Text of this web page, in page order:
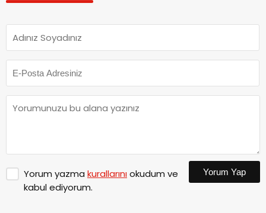
Yorum yazma kurallarınıokudum ve
kabul ediyorum.
Yorum Yap